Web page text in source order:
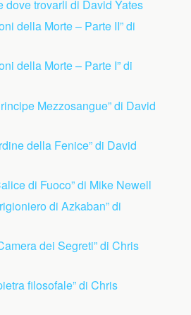
dove trovarli di David Yates
della Morte – Parte II” di
della Morte – Parte I” di
Mezzosangue” di David
della Fenice” di David
di Fuoco” di Mike Newell
di Azkaban” di
dei Segreti” di Chris
filosofale” di Chris